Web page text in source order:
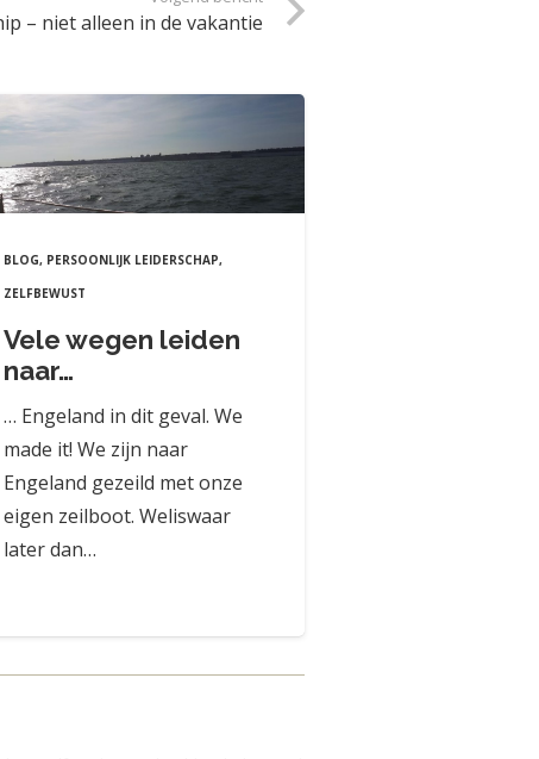
– niet alleen in de vakantie
BLOG, PERSOONLIJK LEIDERSCHAP,
ZELFBEWUST
Vele wegen leiden
naar…
… Engeland in dit geval. We
made it! We zijn naar
Engeland gezeild met onze
eigen zeilboot. Weliswaar
later dan…